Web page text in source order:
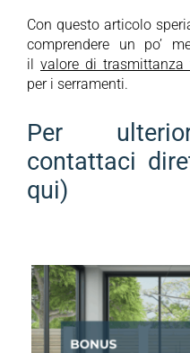
Con questo articolo
comprendere un po’
il valore di trasmittanza
per i serramenti.
Per
contattaci
qui)